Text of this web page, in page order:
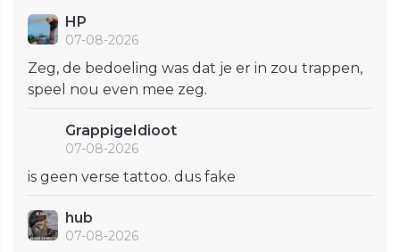
HP
07-08-2026
Zeg, de bedoeling was dat je er in zou trappen,
speel nou even mee zeg.
GrappigeIdioot
07-08-2026
is geen verse tattoo. dus fake
hub
07-08-2026